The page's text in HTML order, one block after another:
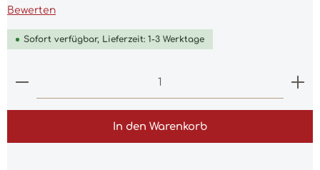
Durchschnittliche Bewertung von 0 von 5 Sternen
Bewerten
Sofort verfügbar, Lieferzeit: 1-3 Werktage
Produkt Anzahl: Gib den gewünschten Wert
In den Warenkorb